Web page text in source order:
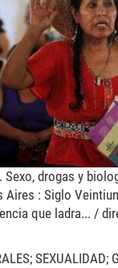
Sexo, drogas y
Aires : Siglo
que ladra... /
SEXUALIDAD;